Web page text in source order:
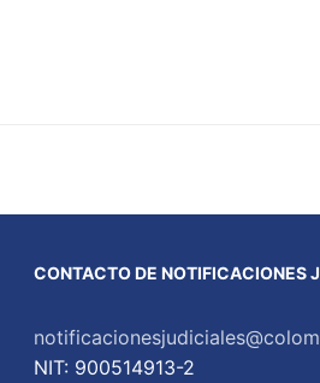
CONTACTO DE NOTIFICACIONES
NIT: 900514913-2